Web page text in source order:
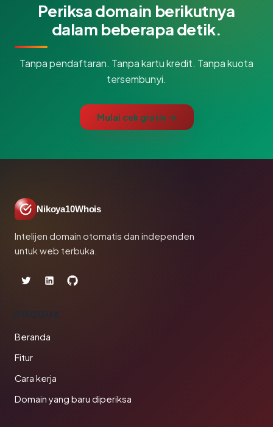
Periksa domain berikutnya
dalam beberapa detik.
Tanpa pendaftaran. Tanpa kartu kredit. Tanpa kuota
tersembunyi.
Mulai cek gratis →
Nikoya10Whois
Intelijen domain otomatis dan independen
untuk web terbuka.
PRODUK
Beranda
Fitur
Cara kerja
Domain yang baru diperiksa